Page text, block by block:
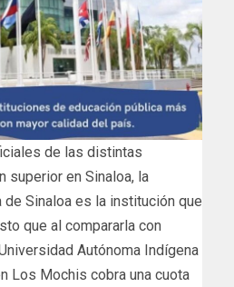
de las distintas
superior en Sinaloa, la
de Sinaloa es la institución que
que al compararla con
Autónoma Indígena
Los Mochis cobra una cuota